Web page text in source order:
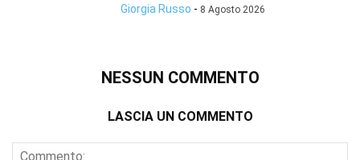
Giorgia Russo - 8 Agosto 2026
NESSUN COMMENTO
LASCIA UN COMMENTO